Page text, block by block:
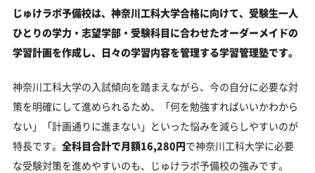
じゅけラボ予備校は、神奈川工科大学合格に向けて、受験生一人
ひとりの学力・志望学部・受験科目に合わせたオーダーメイドの
学習計画を作成し、日々の学習内容を管理する学習管理塾です。
神奈川工科大学の入試傾向を踏まえながら、今の自分に必要な対
策を明確にして進められるため、「何を勉強すればいいかわから
ない」「計画通りに進まない」といった悩みを減らしやすいのが
特長です。 全科目合計で月額16,280円で神奈川工科大学に必要
な受験対策を進めやすいのも、じゅけラボ予備校の強みです。